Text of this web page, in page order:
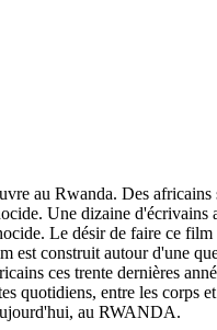
au Rwanda. Des
Une dizaine
Le désir de faire ce
est construit autour
ces trente dernières
quotidiens, entre les
au RWANDA.